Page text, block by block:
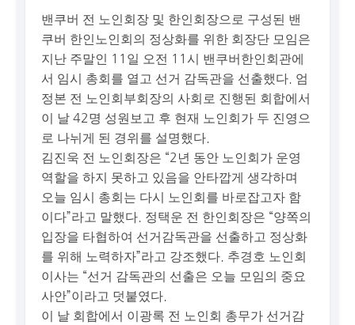
밴쿠버 전 노인회장 및 한인회장으로 구성된 밴
쿠버 한인노인회의 정상화를 위한 회장단 모임은
지난 주말인 11일 오전 11시 밴쿠버한인회관에
서 임시 총회를 열고 선거 감독관을 선출했다. 엄
정본 전 노인회부회장의 사회로 진행된 회합에서
이 날 42명 성원보고 후 현재 노인회가 두 진영으
로 나뉘게 된 경위를 설명했다.
김진욱 전 노인회장은 “2년 동안 노인회가 운영
역할을 하지 못하고 있음을 안타깝게 생각하며
오늘 임시 총회는 다시 노인회를 바로잡고자 함
이다”라고 말했다. 정택운 전 한인회장은 “양쪽의
입장을 타협하여 선거감독관을 선출하고 정상화
를 위해 노력하자”라고 강조했다. 추경호 노인회
이사는 “선거 감독관의 선출은 오늘 모임의 중요
사안”이라고 덧붙였다.
이 날 회합에서 이광록 전 노인회 총무가 선거감